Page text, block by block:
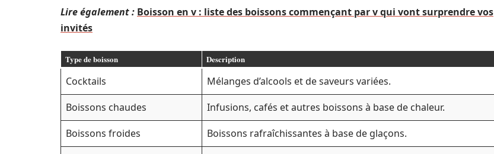
Lire également : Boisson en v : liste des boissons commençant par v qui vont surprendre vos
invités
Type de boisson Description
Cocktails
Mélanges d’alcools et de saveurs variées.
Boissons chaudes
Infusions, cafés et autres boissons à base de chaleur.
Boissons froides
Boissons rafraîchissantes à base de glaçons.